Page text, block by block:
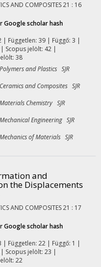
AND COMPOSITES21 : 16
Google scholar hash
| Független: 39 | Függő: 3 |
Scopus jelölt: 42 |
38
and Plastics SJR
and Composites SJR
Chemistry SJR
Engineering SJR
of Materials SJR
and
the Displacements
AND COMPOSITES21 : 17
Google scholar hash
| Független: 22 | Függő: 1 |
Scopus jelölt: 23 |
22